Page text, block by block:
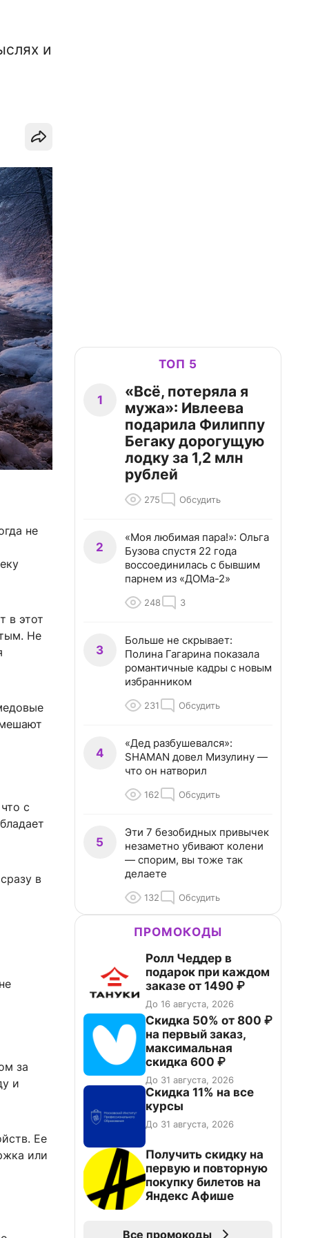
и
не
в этот
Не
с
в
за
и
Ее
или
ТОП 5
1
«Всё, потеряла я
мужа»: Ивлеева
подарила Филиппу
Бегаку дорогущую
лодку за 1,2 млн
рублей
275 Обсудить
2
«Моя любимая пара!»: Ольга
Бузова спустя 22 года
воссоединилась с бывшим
парнем из «ДОМа-2»
248 3
3
Больше не скрывает:
Полина Гагарина показала
романтичные кадры с новым
избранником
231 Обсудить
4
«Дед разбушевался»:
SHAMAN довел Мизулину —
что он натворил
162 Обсудить
5
Эти 7 безобидных привычек
незаметно убивают колени
— спорим, вы тоже так
делаете
132 Обсудить
ПРОМОКОДЫ
Ролл Чеддер в
подарок при каждом
заказе от 1490 ₽
До 16 августа, 2026
Скидка 50% от 800 ₽
на первый заказ,
максимальная
скидка 600 ₽
До 31 августа, 2026
Скидка 11% на все
курсы
До 31 августа, 2026
Получить скидку на
первую и повторную
покупку билетов на
Яндекс Афише
Все промокоды